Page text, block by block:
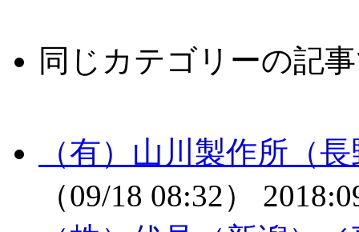
同じカテゴリーの記
（有）山川製作所（
（09/18 08:32）